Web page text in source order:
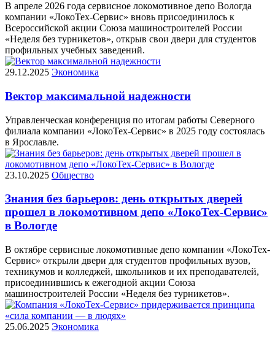
В апреле 2026 года сервисное локомотивное депо Вологда
компании «ЛокоТех-Сервис» вновь присоединилось к
Всероссийской акции Союза машиностроителей России
«Неделя без турникетов», открыв свои двери для студентов
профильных учебных заведений.
29.12.2025 Экономика
Вектор максимальной надежности
Управленческая конференция по итогам работы Северного
филиала компании «ЛокоТех-Сервис» в 2025 году состоялась
в Ярославле.
23.10.2025 Общество
Знания без барьеров: день открытых дверей
прошел в локомотивном депо «ЛокоТех-Сервис»
в Вологде
В октябре сервисные локомотивные депо компании «ЛокоТех-
Сервис» открыли двери для студентов профильных вузов,
техникумов и колледжей, школьников и их преподавателей,
присоединившись к ежегодной акции Союза
машиностроителей России «Неделя без турникетов».
25.06.2025 Экономика